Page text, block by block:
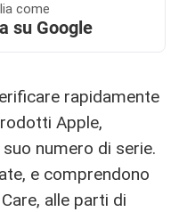
come
su Google
rapidamente
Apple,
numero di serie.
e comprendono
alle parti di